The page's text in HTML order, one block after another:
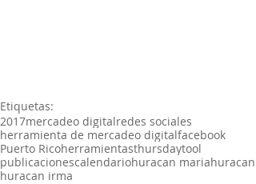
Etiquetas:
2017mercadeo digitalredes sociales
herramienta de mercadeo digitalfacebook
Puerto Ricoherramientasthursdaytool
publicacionescalendariohuracan mariahuracan
huracan irma